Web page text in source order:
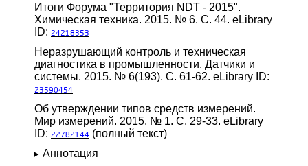
Итоги Форума "Территория NDT - 2015".
Химическая техника. 2015. № 6. С. 44. eLibrary
ID: 24218353
Неразрушающий контроль и техническая
диагностика в промышленности. Датчики и
системы. 2015. № 6(193). С. 61-62. eLibrary ID:
23590454
Об утверждении типов средств измерений.
Мир измерений. 2015. № 1. С. 29-33. eLibrary
ID: 22782144 (полный текст)
Аннотация